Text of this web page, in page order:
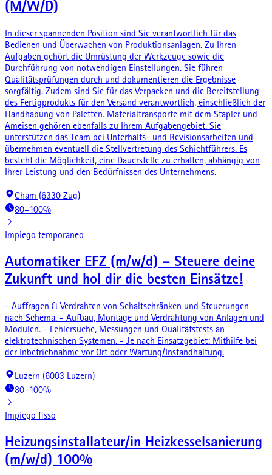
(M/W/D)
In dieser spannenden Position sind Sie verantwortlich für das
Bedienen und Überwachen von Produktionsanlagen. Zu Ihren
Aufgaben gehört die Umrüstung der Werkzeuge sowie die
Durchführung von notwendigen Einstellungen. Sie führen
Qualitätsprüfungen durch und dokumentieren die Ergebnisse
sorgfältig. Zudem sind Sie für das Verpacken und die Bereitstellung
des Fertigprodukts für den Versand verantwortlich, einschließlich der
Handhabung von Paletten. Materialtransporte mit dem Stapler und
Ameisen gehören ebenfalls zu Ihrem Aufgabengebiet. Sie
unterstützen das Team bei Unterhalts- und Revisionsarbeiten und
übernehmen eventuell die Stellvertretung des Schichtführers. Es
besteht die Möglichkeit, eine Dauerstelle zu erhalten, abhängig von
Ihrer Leistung und den Bedürfnissen des Unternehmens.
Cham (6330 Zug)
80–100%
Impiego temporaneo
Automatiker EFZ (m/w/d) – Steuere deine
Zukunft und hol dir die besten Einsätze!
- Auffragen & Verdrahten von Schaltschränken und Steuerungen
nach Schema. - Aufbau, Montage und Verdrahtung von Anlagen und
Modulen. - Fehlersuche, Messungen und Qualitätstests an
elektrotechnischen Systemen. - Je nach Einsatzgebiet: Mithilfe bei
der Inbetriebnahme vor Ort oder Wartung/Instandhaltung.
Luzern (6003 Luzern)
80–100%
Impiego fisso
Heizungsinstallateur/in Heizkesselsanierung
(m/w/d) 100%